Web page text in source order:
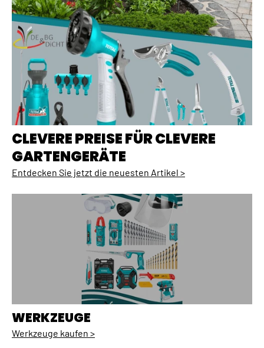
CLEVERE PREISE FÜR CLEVERE
GARTENGERÄTE
Entdecken Sie jetzt die neuesten Artikel >
WERKZEUGE
Werkzeuge kaufen >